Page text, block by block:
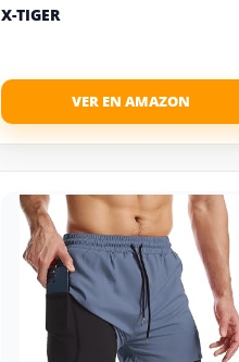
X-TIGER